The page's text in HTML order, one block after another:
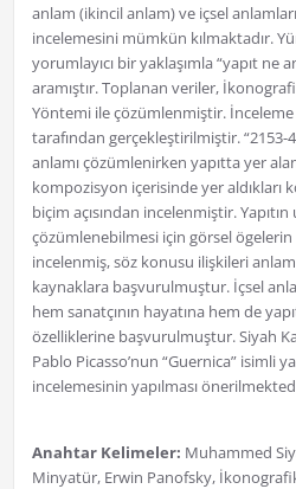
anlam (ikincil anlam) ve içsel anlamları
incelemesini mümkün kılmaktadır.
yorumlayıcı bir yaklaşımla “yapıt ne
aramıştır. Toplanan veriler,
Yöntemi ile çözümlenmiştir. İnceleme
tarafından gerçekleştirilmiştir. “2153-
anlamı çözümlenirken yapıtta yer
kompozisyon içerisinde yer aldıkları
biçim açısından incelenmiştir. Yapıtın
çözümlenebilmesi için görsel
incelenmiş, söz konusu ilişkileri
kaynaklara başvurulmuştur. İçsel
hem sanatçının hayatına hem de
özelliklerine başvurulmuştur. Siyah
Pablo Picasso’nun “Guernica” isimli
incelemesinin yapılması
Anahtar Kelimeler: Muhammed
Minyatür, Erwin Panofsky,